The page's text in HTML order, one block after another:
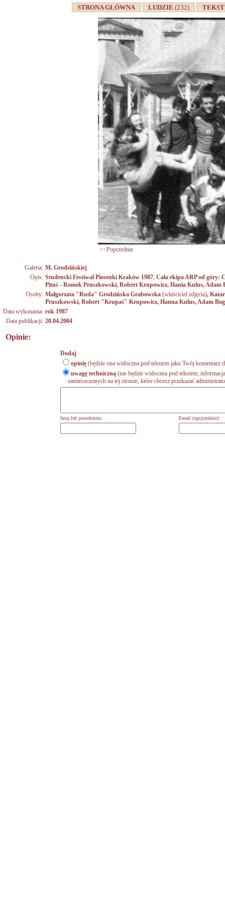
STRONA GŁÓWNA LUDZIE(232)
<<Poprzednie
Galeria: M. Grodzińskiej
Opis: Studencki Festiwal Piosenki Kraków 1987. Cała ekipa ARP od
Pituś - Romek Pruszkowski, Robert Krupowicz, Hania Kulus,
Osoby: Małgorzata "Ruda" Grodzińska Grabowska (właściciel zdjęcia),
Pruszkowski, Robert "Krupaś" Krupowicz, Hanna Kulus,Adam
Data wykonania: rok 1987
Data publikacji: 20.04.2004
Opinie:
Dodaj
opinię (będzie ona widoczna pod tekstem jako Twój komentarz
uwagę techniczną (nie będzie widoczna pod tekstem;
zamieszczonych na tej stronie, które chcesz przekazać
Imię lub pseudonim: Email (opcjonalnie):